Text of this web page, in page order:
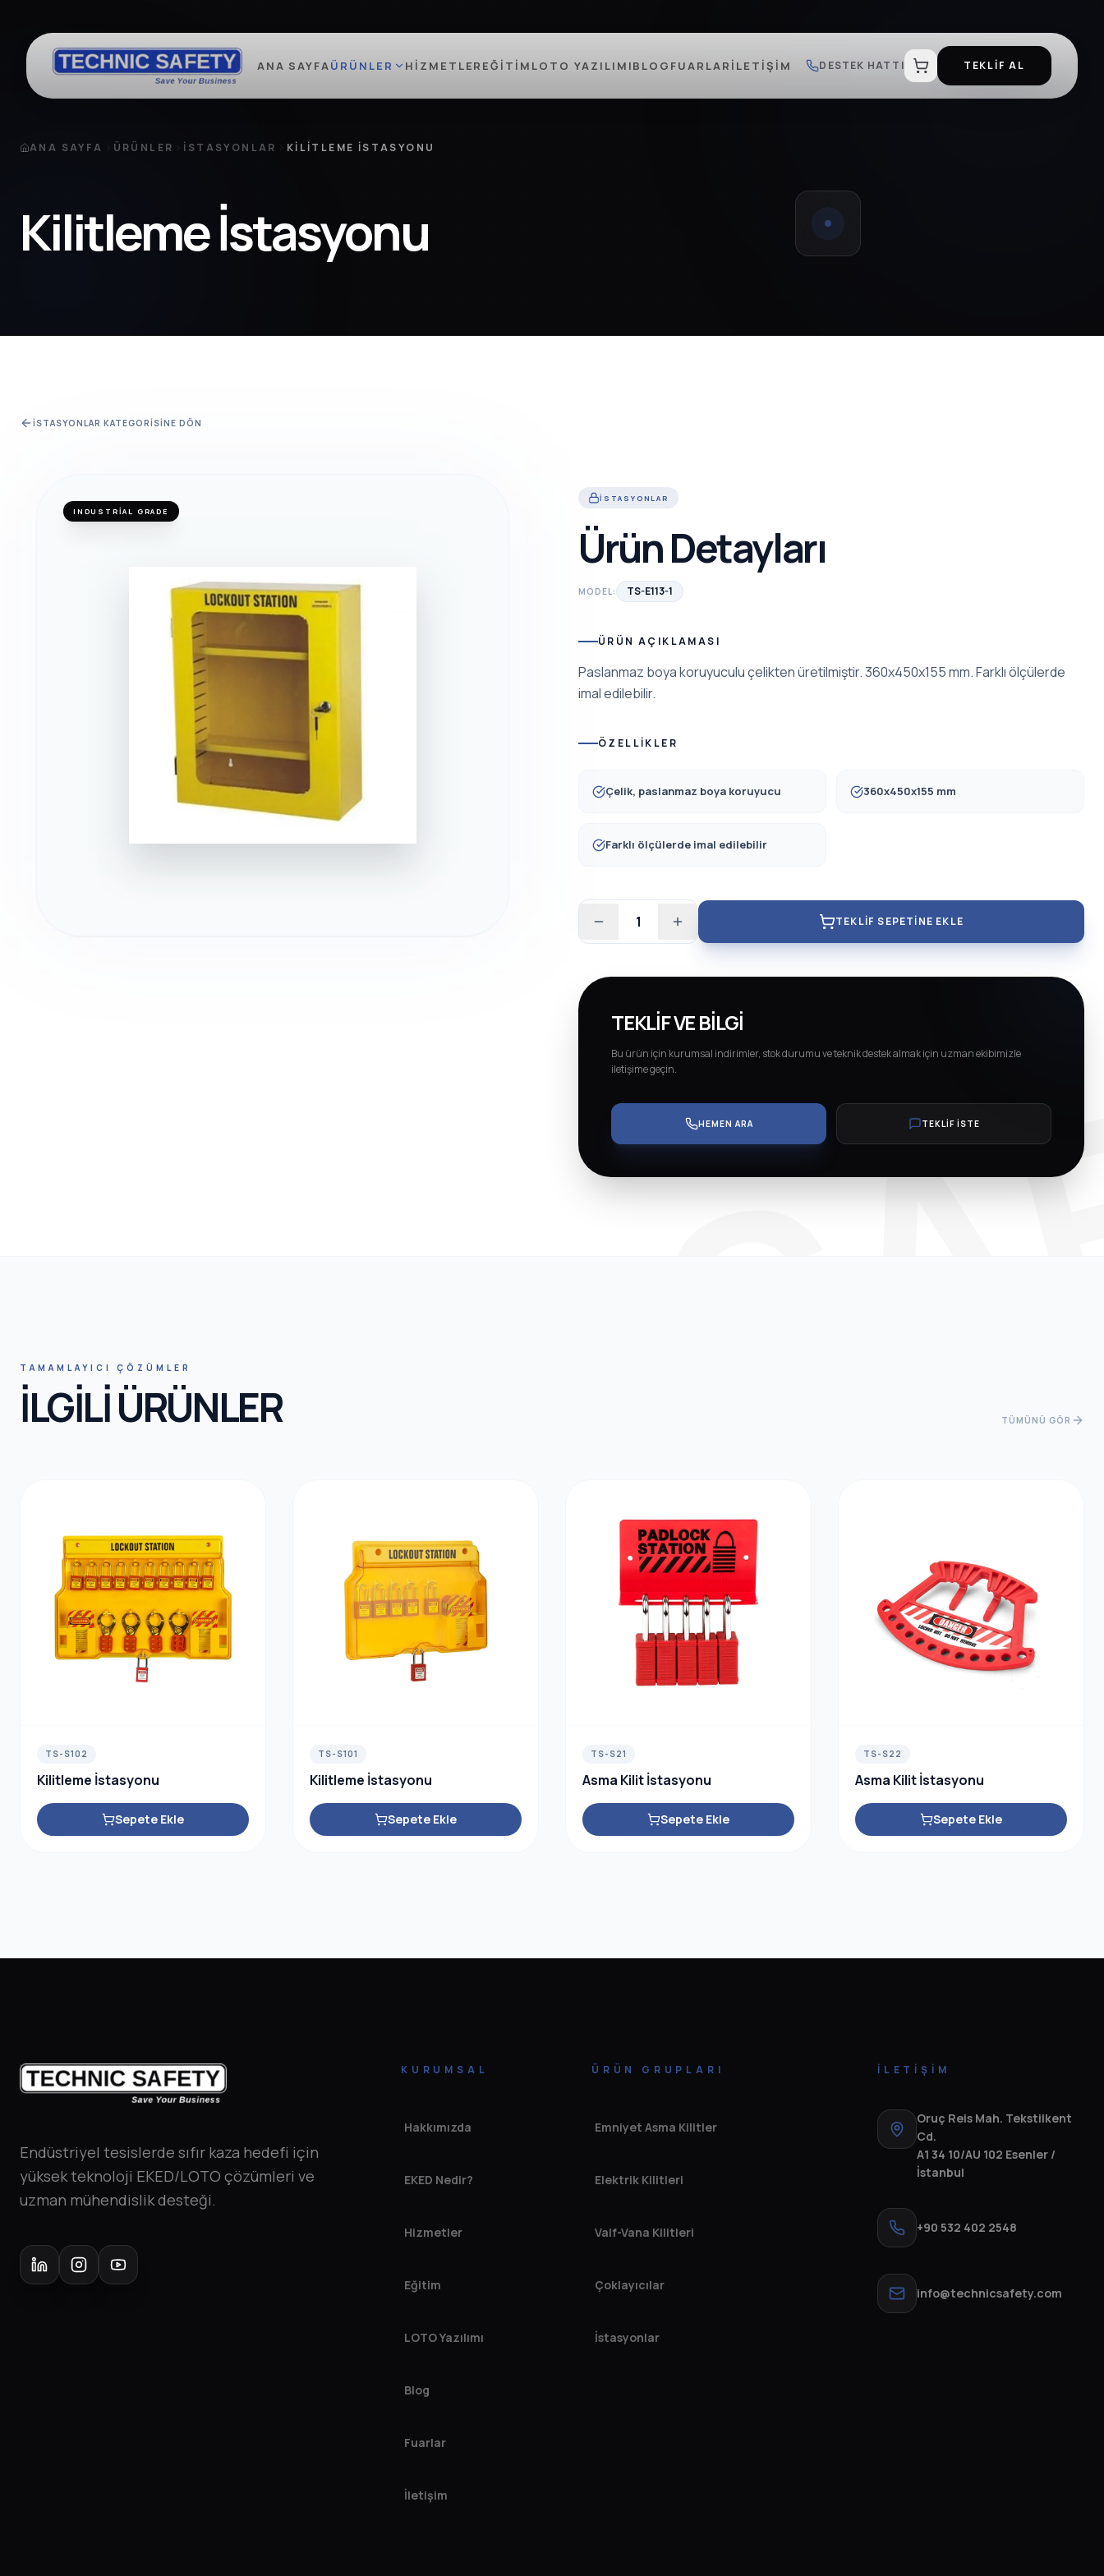
ANA SAYFA ÜRÜNLER HIZMETLER EĞITIM LOTO YAZILIMIBLOG FUARLAR İLETIŞIM DESTEK HATTI TEKLİF AL
ANA SAYFA ÜRÜNLER İSTASYONLAR KILITLEME İSTASYONU
Kilitleme İstasyonu
İSTASYONLAR KATEGORISINE DÖN
INDUSTRIAL GRADE
İSTASYONLAR
Ürün Detayları
MODEL: TS-E113-1
ÜRÜN AÇIKLAMASI
Paslanmaz boya koruyuculu çelikten üretilmiştir. 360x450x155 mm. Farklı ölçülerde
imal edilebilir.
ÖZELLIKLER
Çelik, paslanmaz boya koruyucu 360x450x155 mm
Farklı ölçülerde imal edilebilir
1 TEKLIF SEPETINE EKLE
TEKLIF VE BILGI
Bu ürün için kurumsal indirimler, stok durumu ve teknik destek almak için uzman ekibimizle
iletişime geçin.
HEMEN ARA TEKLİF İSTE
TAMAMLAYICI ÇÖZÜMLER
İLGİLİ ÜRÜNLER TÜMÜNÜ GÖR
TS-S102
Kilitleme İstasyonu
Sepete Ekle
TS-S101
Kilitleme İstasyonu
Sepete Ekle
TS-S21
Asma Kilit İstasyonu
Sepete Ekle
TS-S22
Asma Kilit İstasyonu
Sepete Ekle
Endüstriyel tesislerde sıfır kaza hedefi için
yüksek teknoloji EKED/LOTO çözümleri ve
uzman mühendislik desteği.
KURUMSAL
Hakkımızda
EKED Nedir?
Hizmetler
Eğitim
LOTO Yazılımı
Blog
Fuarlar
İletişim
ÜRÜN GRUPLARI
Emniyet Asma Kilitler
Elektrik Kilitleri
Valf-Vana Kilitleri
Çoklayıcılar
İstasyonlar
İLETIŞIM
Oruç Reis Mah. Tekstilkent
Cd.
A1 34 10/AU 102 Esenler /
İstanbul
+90 532 402 2548
info@technicsafety.com